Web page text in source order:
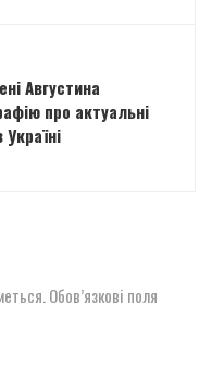
Августина
про актуальні
Обов’язкові поля